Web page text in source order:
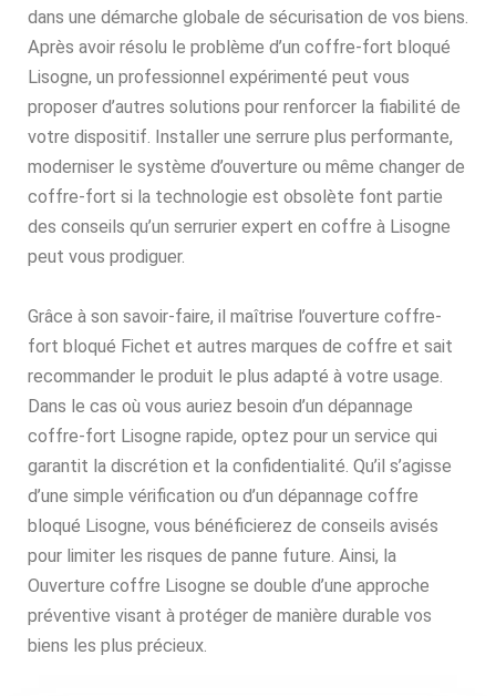
dans une démarche globale de sécurisation de vos biens.
Après avoir résolu le problème d’un coffre-fort bloqué
Lisogne, un professionnel expérimenté peut vous
proposer d’autres solutions pour renforcer la fiabilité de
votre dispositif. Installer une serrure plus performante,
moderniser le système d’ouverture ou même changer de
coffre-fort si la technologie est obsolète font partie
des conseils qu’un serrurier expert en coffre à Lisogne
peut vous prodiguer.
Grâce à son savoir-faire, il maîtrise l’ouverture coffre-
fort bloqué Fichet et autres marques de coffre et sait
recommander le produit le plus adapté à votre usage.
Dans le cas où vous auriez besoin d’un dépannage
coffre-fort Lisogne rapide, optez pour un service qui
garantit la discrétion et la confidentialité. Qu’il s’agisse
d’une simple vérification ou d’un dépannage coffre
bloqué Lisogne, vous bénéficierez de conseils avisés
pour limiter les risques de panne future. Ainsi, la
Ouverture coffre Lisogne se double d’une approche
préventive visant à protéger de manière durable vos
biens les plus précieux.